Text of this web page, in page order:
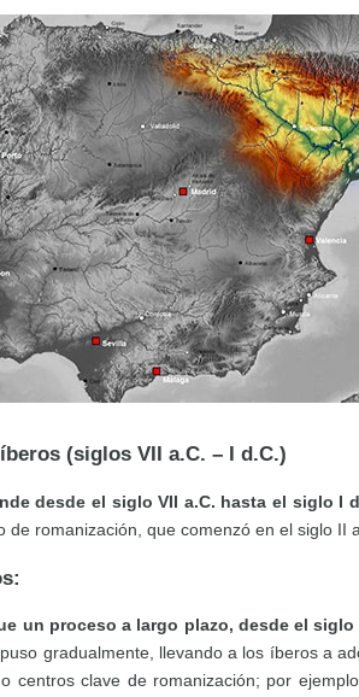
(siglos VII a.C. – I d.C.)
desde el siglo VII a.C. hasta el siglo I
romanización, que comenzó en el siglo
un proceso a largo plazo, desde el siglo
gradualmente, llevando a los íberos a
centros clave de romanización; por